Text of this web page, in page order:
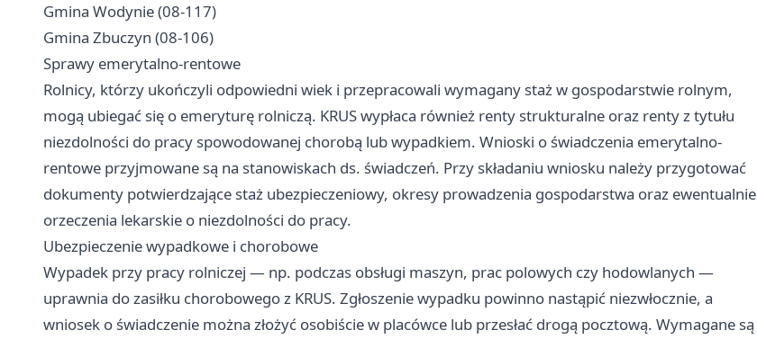
Gmina Wodynie (08-117)
Gmina Zbuczyn (08-106)
Sprawy emerytalno-rentowe
Rolnicy, którzy ukończyli odpowiedni wiek i przepracowali wymagany staż w gospodarstwie rolnym,
mogą ubiegać się o emeryturę rolniczą. KRUS wypłaca również renty strukturalne oraz renty z tytułu
niezdolności do pracy spowodowanej chorobą lub wypadkiem. Wnioski o świadczenia emerytalno-
rentowe przyjmowane są na stanowiskach ds. świadczeń. Przy składaniu wniosku należy przygotować
dokumenty potwierdzające staż ubezpieczeniowy, okresy prowadzenia gospodarstwa oraz ewentualnie
orzeczenia lekarskie o niezdolności do pracy.
Ubezpieczenie wypadkowe i chorobowe
Wypadek przy pracy rolniczej — np. podczas obsługi maszyn, prac polowych czy hodowlanych —
uprawnia do zasiłku chorobowego z KRUS. Zgłoszenie wypadku powinno nastąpić niezwłocznie, a
wniosek o świadczenie można złożyć osobiście w placówce lub przesłać drogą pocztową. Wymagane są